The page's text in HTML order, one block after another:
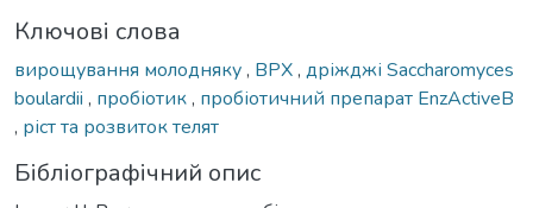
Ключові слова
вирощування молодняку, ВРХ, дріжджі Saccharomyces
boulardii , пробіотик, пробіотичний препарат EnzActiveB
, ріст та розвиток телят
Бібліографічний опис